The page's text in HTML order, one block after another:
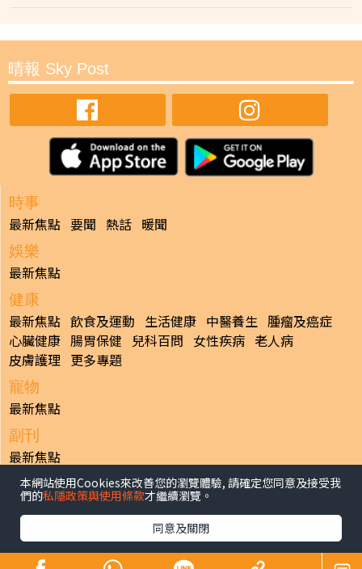
晴報 Sky Post
時事
最新焦點 要聞 熱話 暖聞
娛樂
最新焦點
健康
最新焦點 飲食及運動 生活健康 中醫養生 腫瘤及癌症
心臟健康 腸胃保健 兒科百問 女性疾病 老人病
皮膚護理 更多專題
寵物
最新焦點
副刊
最新焦點
日報
揭頁版 港聞 財經/地產 中國/國際
生活副刊
體育 專題/人物
香港經濟日報版權所有©2026
本網站使用Cookies來改善您的瀏覽體驗, 請確定您同意及接受我
們的私隱政策與使用條款才繼續瀏覽。
同意及關閉